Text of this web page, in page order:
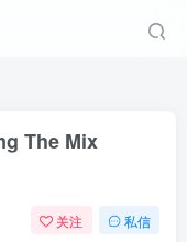
The Mix
关注 私信